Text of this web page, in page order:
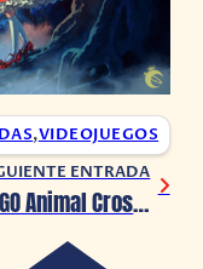
,VIDEOJUEGOS
ENTRADA
LEGO Animal Crossing: ¡Conoce los 5 nuevos sets!